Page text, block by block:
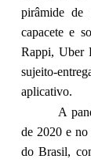
pirâmide de
capacete e
Rappi, Uber
sujeito-
aplicativo.
A
de 2020 e no
do Brasil,